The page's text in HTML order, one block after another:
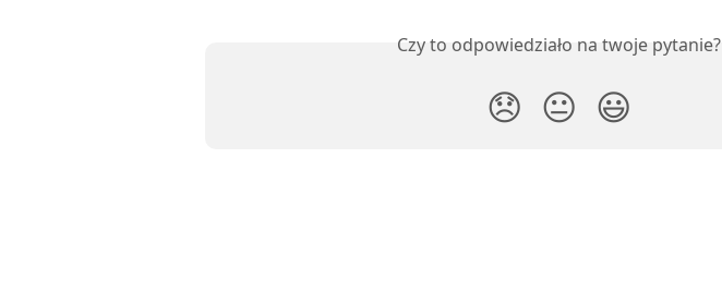
Czy to odpowiedziało na twoje pytanie?
😞 😐 😃